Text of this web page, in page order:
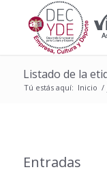
Listado de la
Tú estás aquí: Inicio /
Entradas